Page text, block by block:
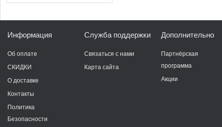
Информация
Об оплате
СКИДКИ
О доставке
Контакты
Политика
Безопасности
Служба поддержки
Связаться с нами
Карта сайта
Дополнительно
Партнёрская
программа
Акции